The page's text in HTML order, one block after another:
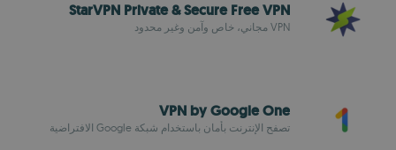
StarVPN Private & Secure Free VPN
VPN مجاني، خاص وآمن وغير محدود
VPN by Google One
تصفح الإنترنت بأمان باستخدام شبكة Google الافتراضية